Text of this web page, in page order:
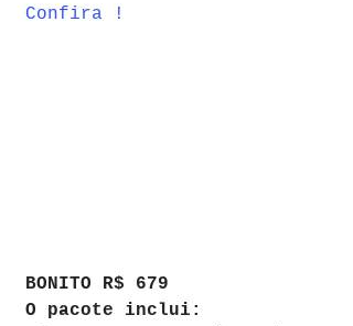
Confira !
BONITO R$ 679
O pacote inclui: